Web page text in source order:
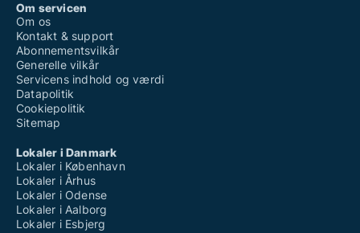
Om servicen
Om os
Kontakt & support
Abonnementsvilkår
Generelle vilkår
Servicens indhold og værdi
Datapolitik
Cookiepolitik
Sitemap
Lokaler i Danmark
Lokaler i København
Lokaler i Århus
Lokaler i Odense
Lokaler i Aalborg
Lokaler i Esbjerg